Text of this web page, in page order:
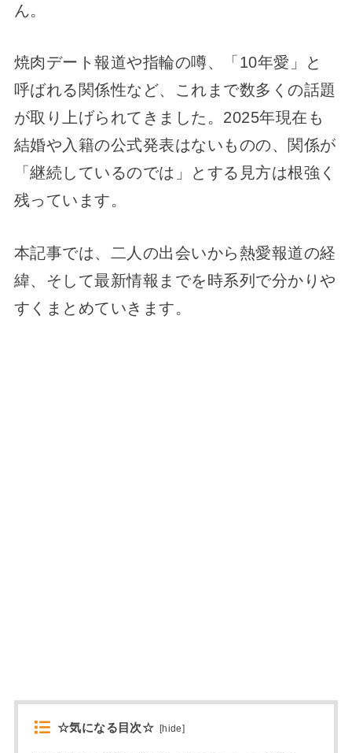
ん。
焼肉デート報道や指輪の噂、「10年愛」と
呼ばれる関係性など、これまで数多くの話題
が取り上げられてきました。2025年現在も
結婚や入籍の公式発表はないものの、関係が
「継続しているのでは」とする見方は根強く
残っています。
本記事では、二人の出会いから熱愛報道の経
緯、そして最新情報までを時系列で分かりや
すくまとめていきます。
☆気になる目次☆ [hide]